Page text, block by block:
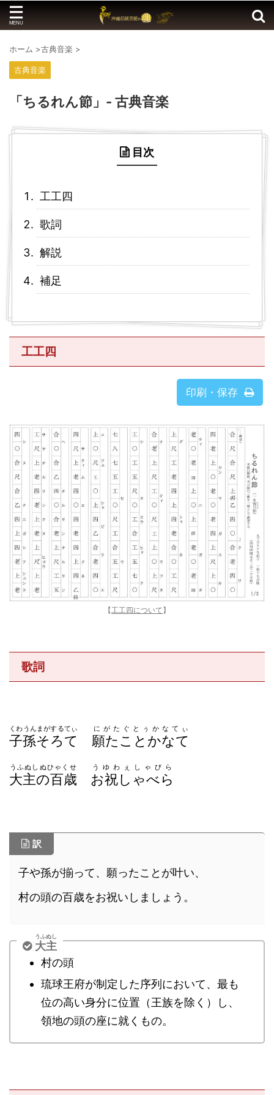
ホーム >古典音楽 >
古典音楽
「ちるれん節」- 古典音楽
目次
工工四
歌詞
解説
補足
工工四
印刷・保存
【工工四について】
歌詞
子孫そろて
くわうんまがするてぃ
願たことかなて
にがたぐとぅかなてぃ
大主の百歳
うふぬしぬひゃくせ
お祝しゃべら
うゆわぇしゃびら
訳
子や孫が揃って、願ったことが叶い、
村の頭の百歳をお祝いしましょう。
大主
うふぬし
村の頭
琉球王府が制定した序列において、最も
位の高い身分に位置（王族を除く）し、
領地の頭の座に就くもの。